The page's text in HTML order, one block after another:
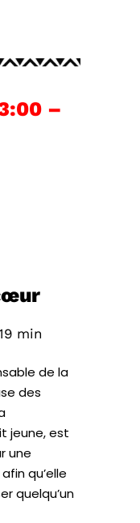
–
min
de la
des
jeune, est
une
qu’elle
quelqu’un